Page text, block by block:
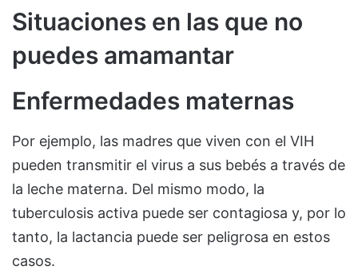
Situaciones en las que no
puedes amamantar
Enfermedades maternas
Por ejemplo, las madres que viven con el VIH
pueden transmitir el virus a sus bebés a través de
la leche materna. Del mismo modo, la
tuberculosis activa puede ser contagiosa y, por lo
tanto, la lactancia puede ser peligrosa en estos
casos.